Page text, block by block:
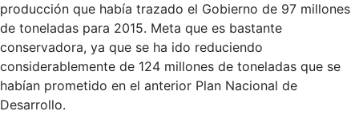
producción que había trazado el Gobierno de 97 millones
de toneladas para 2015. Meta que es bastante
conservadora, ya que se ha ido reduciendo
considerablemente de 124 millones de toneladas que se
habían prometido en el anterior Plan Nacional de
Desarrollo.